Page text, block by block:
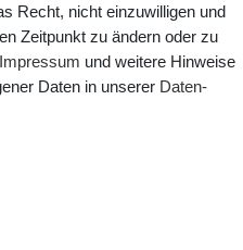
Alle Rechte vorbehalten.
Recht, nicht einzuwilligen und
Zeitpunkt zu ändern oder zu
Impressum und weitere Hinweise
Daten in unserer Daten­